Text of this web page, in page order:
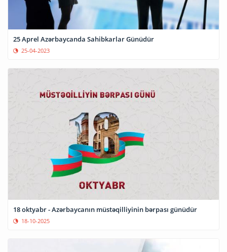
25 Aprel Azərbaycanda Sahibkarlar Günüdür
25-04-2023
18 oktyabr - Azərbaycanın müstəqilliyinin bərpası günüdür
18-10-2025